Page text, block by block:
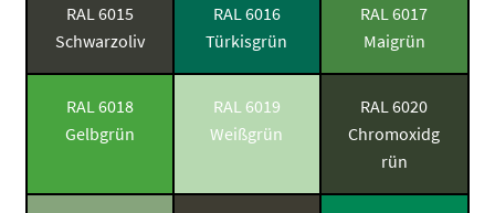
RAL 6015
Schwarzoliv
RAL 6016
Türkisgrün
RAL 6017
Maigrün
RAL 6018
Gelbgrün
RAL 6019
Weißgrün
RAL 6020
Chromoxidg
rün